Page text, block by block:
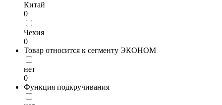
Китай
0
Чехия
0
Товар относится к сегменту ЭКОНОМ
нет
0
Функция подкручивания